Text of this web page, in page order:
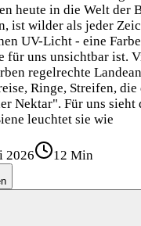
heute in die Welt der
ist wilder als jeder
UV-Licht - eine
für uns unsichtbar ist.
regelrechte
Ringe, Streifen, die
Nektar". Für uns sieht
leuchtet sie wie
2026 12 Min